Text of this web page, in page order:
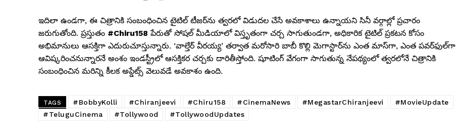
ఇదిలా ఉండగా, ఈ చిత్రానికి సంబంధించిన టైటిల్ టీజర్‌ను త్వరలో విడుదల చేసే అవకాశాలు ఉన్నాయని సినీ వర్గాల్లో ప్రచారం
జరుగుతోంది. ప్రస్తుతం #Chiru158 పేరుతో సోషల్ మీడియాలో విస్తృతంగా చర్చ సాగుతుండగా, అధికారిక టైటిల్ ప్రకటన కోసం
అభిమానులు ఆసక్తిగా ఎదురుచూస్తున్నారు. ‘వాల్తేర్ వీరయ్య’ తర్వాత మరోసారి బాబీ కొల్లి మెగాస్టార్‌ను ఎంత మాస్‌గా, ఎంత పవర్‌ఫుల్‌గా
ఆవిష్కరించనున్నారనే అంశం ఇండస్ట్రీలో ఆసక్తికర చర్చకు దారితీస్తోంది. షూటింగ్ వేగంగా సాగుతున్న నేపథ్యంలో త్వరలోనే చిత్రానికి
సంబంధించిన మరిన్ని కీలక అప్డేట్స్ వెలువడే అవకాశం ఉంది.
TAGS #BobbyKolli #Chiranjeevi #Chiru158 #CinemaNews #MegastarChiranjeevi
#MovieUpdate
#TeluguCinema
#Tollywood #TollywoodUpdates